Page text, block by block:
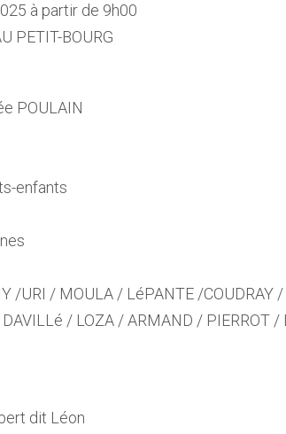
à partir de 9h00
PETIT-BOURG
POULAIN
enfants
/URI / MOULA / LéPANTE /COUDRAY
/ LOZA / ARMAND / PIERROT /
dit Léon